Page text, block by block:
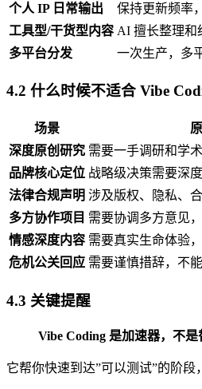
个人 IP 日常输出
保持更新频率
工具型/干货型内容 AI 擅长整理和
多平台分发
一次生产，多
4.2 什么时候不适合 Vibe
场景
深度原创研究 需要一手调研和学
品牌核心定位 战略级决策需要深
法律合规声明 涉及版权、隐私、
多方协作项目 需要协调多方意见
情感深度内容 需要真实生命体验
危机公关回应 需要谨慎措辞，不
4.3 关键提醒
Vibe Coding 是加速器，不是
它帮你快速到达”可以测试”的阶段